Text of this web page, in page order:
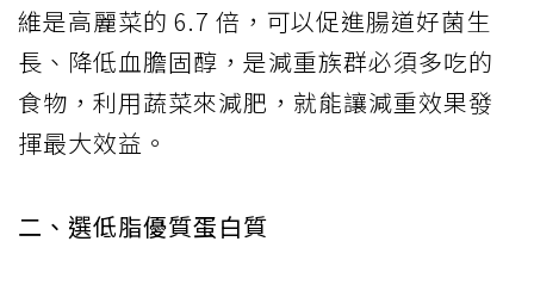
維是高麗菜的 6.7 倍，可以促進腸道好菌生
長、降低血膽固醇，是減重族群必須多吃的
食物，利用蔬菜來減肥，就能讓減重效果發
揮最大效益。
二、選低脂優質蛋白質